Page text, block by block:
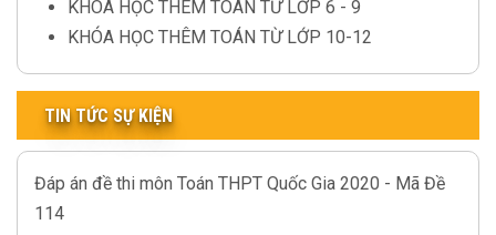
KHÓA HỌC THÊM TOÁN TỪ LỚP 6 - 9
KHÓA HỌC THÊM TOÁN TỪ LỚP 10-12
TIN TỨC SỰ KIỆN
Đáp án đề thi môn Toán THPT Quốc Gia 2020 - Mã Đề
114